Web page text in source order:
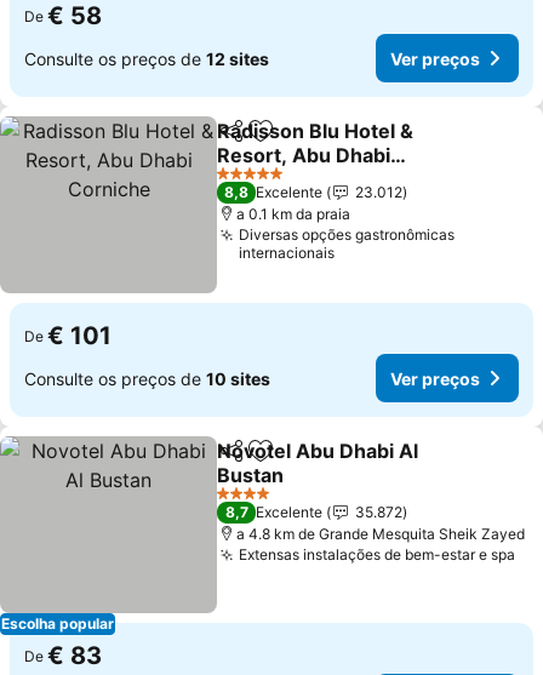
De € 58
Consulte os preços de 12 sites Ver preços
PartilharAdicionar aos favoritos
Radisson Blu Hotel &
Resort, Abu Dhabi
Corniche
Ver preços
5 Estrelas
8,8 Excelente
23.012
a 0.1 km da praia
Diversas opções gastronômicas
internacionais
De € 101
Consulte os preços de 10 sites Ver preços
Escolha popular
PartilharAdicionar aos favoritos
Novotel Abu Dhabi Al
Bustan
Ver preços
4 Estrelas
8,7 Excelente
35.872
a 4.8 km de Grande Mesquita Sheik Zayed
Extensas instalações de bem-estar e spa
De € 83